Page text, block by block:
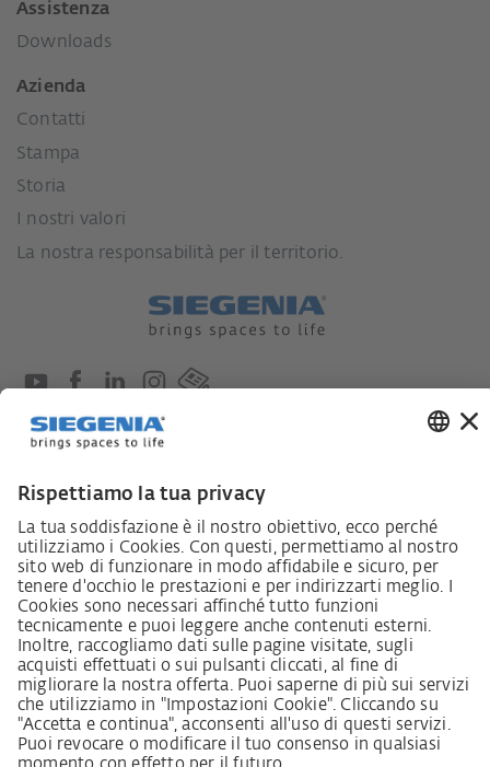
Assistenza
Downloads
Azienda
Contatti
Stampa
Storia
I nostri valori
La nostra responsabilità per il territorio.
Lieferkettensorgfaltspflichtengesetz
LkSG-Merkblatt für Lieferanten
Grundsatzerklärung Menschenrechtsstrategie
Beschwerdeverfahren
Impressum
AVB
Informativa sulla protezione dei dati personali
Dichiarazione sull‘Accessibilità